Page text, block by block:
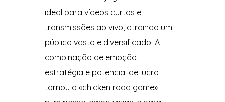
ideal para vídeos curtos e
transmissões ao vivo, atraindo um
público vasto e diversificado. A
combinação de emoção,
estratégia e potencial de lucro
tornou o «chicken road game»